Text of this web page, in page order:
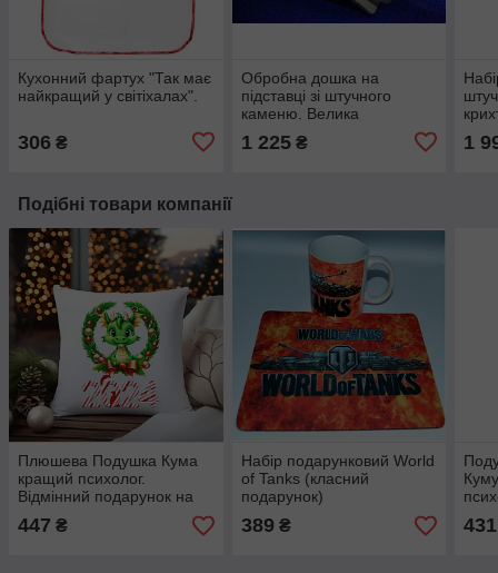
Кухонний фартух "Так має
найкращий у світіхалах".
306 ₴
Обробна дошка на
підставці зі штучного
каменю. Велика
1 225₴ 1
Подібні товари компанії
Плюшева Подушка Кума
кращий психолог.
Відмінний подарунок на
будь-який привід.
447 ₴
Набір подарунковий World
of Tanks (класний
подарунок)
389₴ 431